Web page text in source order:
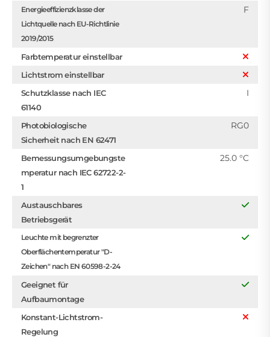
Energieeffizienzklasse der
Lichtquelle nach EU-Richtlinie
2019/2015
F
Farbtemperatur einstellbar
Lichtstrom einstellbar
Schutzklasse nach IEC
61140
I
Photobiologische
Sicherheit nach EN 62471
RG0
Bemessungsumgebungste
mperatur nach IEC 62722-2-
1
25.0 °C
Austauschbares
Betriebsgerät
Leuchte mit begrenzter
Oberflächentemperatur "D-
Zeichen" nach EN 60598-2-24
Geeignet für
Aufbaumontage
Konstant-Lichtstrom-
Regelung